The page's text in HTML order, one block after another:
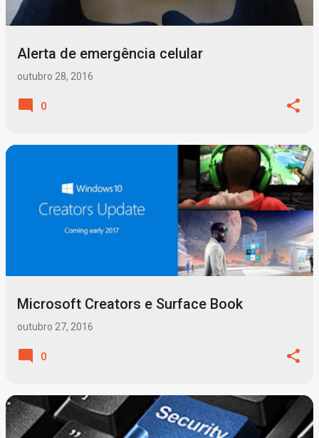
Alerta de emergência celular
outubro 28, 2016
0
Microsoft Creators e Surface Book
outubro 27, 2016
0